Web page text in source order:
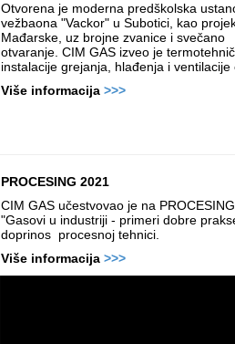
Otvorena je moderna predškolska
vežbaona "Vackor" u Subotici, kao
Mađarske, uz brojne zvanice i svečano
otvaranje. CIM GAS izveo je
instalacije grejanja, hlađenja i ventilacije
Više informacija >>>
PROCESING 2021
CIM GAS učestvovao je na
"Gasovi u industriji - primeri dobre
doprinos procesnoj tehnici.
Više informacija >>>